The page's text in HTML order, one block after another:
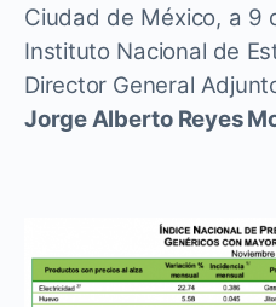
Ciudad de México, a 9
Instituto Nacional de
Director General
Jorge Alberto Reyes